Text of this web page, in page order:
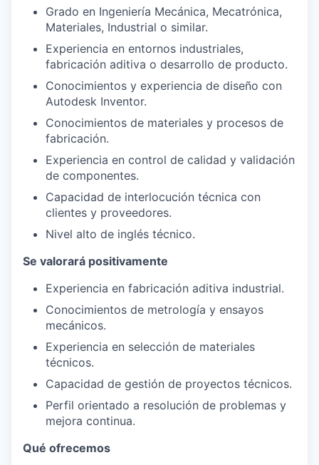
Grado en Ingeniería Mecánica, Mecatrónica,
Materiales, Industrial o similar.
Experiencia en entornos industriales,
fabricación aditiva o desarrollo de producto.
Conocimientos y experiencia de diseño con
Autodesk Inventor.
Conocimientos de materiales y procesos de
fabricación.
Experiencia en control de calidad y validación
de componentes.
Capacidad de interlocución técnica con
clientes y proveedores.
Nivel alto de inglés técnico.
Se valorará positivamente
Experiencia en fabricación aditiva industrial.
Conocimientos de metrología y ensayos
mecánicos.
Experiencia en selección de materiales
técnicos.
Capacidad de gestión de proyectos técnicos.
Perfil orientado a resolución de problemas y
mejora continua.
Qué ofrecemos